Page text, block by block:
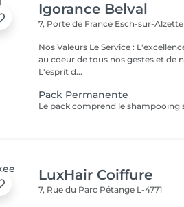
Igorance Belval
7, Porte de France Esch-sur-
Nos Valeurs Le Service : L'excellence de la prestation de coiffure est
au coeur de tous nos gestes et de
L'esprit d...
Pack Permanente
LuxHair Coiffure
7, Rue du Parc Pétange L-4771